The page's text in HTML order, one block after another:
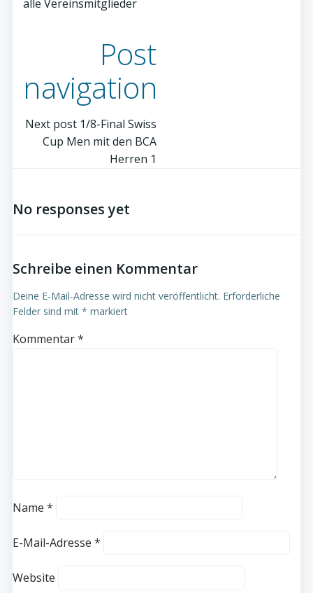
alle Vereinsmitglieder
Post
navigation
Next post 1/8-Final Swiss
Cup Men mit den BCA
Herren 1
No responses yet
Schreibe einen Kommentar
Deine E-Mail-Adresse wird nicht veröffentlicht. Erforderliche
Felder sind mit * markiert
Kommentar*
Name *
E-Mail-Adresse *
Website